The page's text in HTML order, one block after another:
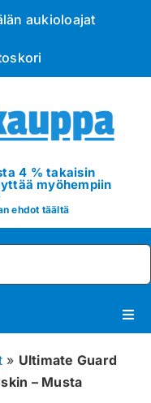
aukioloajat
4 % takaisin
myöhempiin
ehdot täältä
» Ultimate Guard
– Musta